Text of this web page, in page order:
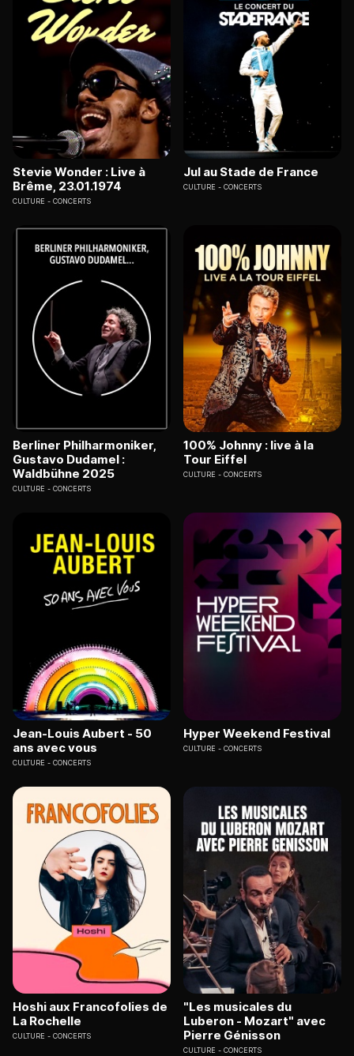
Stevie Wonder : Live à
Brême, 23.01.1974
CULTURE CONCERTS
Jul au Stade de France
CULTURE CONCERTS
Berliner Philharmoniker,
Gustavo Dudamel :
Waldbühne 2025
CULTURE CONCERTS
100% Johnny : live à la
Tour Eiffel
CULTURE CONCERTS
Jean-Louis Aubert - 50
ans avec vous
CULTURE CONCERTS
Hyper Weekend Festival
CULTURE CONCERTS
Hoshi aux Francofolies de
La Rochelle
CULTURE CONCERTS
"Les musicales du
Luberon - Mozart" avec
Pierre Génisson
CULTURE CONCERTS